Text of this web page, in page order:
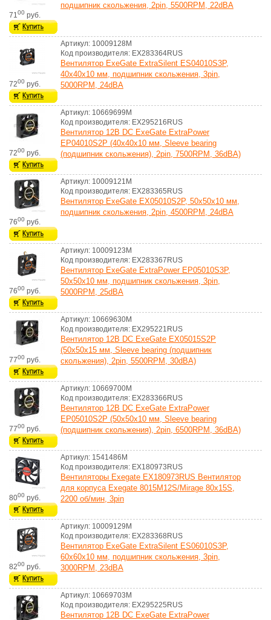
7100 руб.
подшипник скольжения, 2pin, 5500RPM, 22dBA
7200 руб.
Артикул: 10009128M
Код производителя: EX283364RUS
Вентилятор ExeGate ExtraSilent ES04010S3P,
40x40x10 мм, подшипник скольжения, 3pin,
5000RPM, 24dBA
7200 руб.
Артикул: 10669699M
Код производителя: EX295216RUS
Вентилятор 12В DC ExeGate ExtraPower
EP04010S2P (40x40x10 мм, Sleeve bearing
(подшипник скольжения), 2pin, 7500RPM, 36dBA)
7600 руб.
Артикул: 10009121M
Код производителя: EX283365RUS
Вентилятор ExeGate EX05010S2P, 50x50x10 мм,
подшипник скольжения, 2pin, 4500RPM, 24dBA
7600 руб.
Артикул: 10009123M
Код производителя: EX283367RUS
Вентилятор ExeGate ExtraPower EP05010S3P,
50x50x10 мм, подшипник скольжения, 3pin,
5000RPM, 25dBA
7700 руб.
Артикул: 10669630M
Код производителя: EX295221RUS
Вентилятор 12В DC ExeGate EX05015S2P
(50x50x15 мм, Sleeve bearing (подшипник
скольжения), 2pin, 5500RPM, 30dBA)
7700 руб.
Артикул: 10669700M
Код производителя: EX283366RUS
Вентилятор 12В DC ExeGate ExtraPower
EP05010S2P (50x50x10 мм, Sleeve bearing
(подшипник скольжения), 2pin, 6500RPM, 36dBA)
8000 руб.
Артикул: 1541486M
Код производителя: EX180973RUS
Вентиляторы Exegate EX180973RUS Вентилятор
для корпуса Exegate 8015M12S/Mirage 80x15S,
2200 об/мин, 3pin
8200 руб.
Артикул: 10009129M
Код производителя: EX283368RUS
Вентилятор ExeGate ExtraSilent ES06010S3P,
60x60x10 мм, подшипник скольжения, 3pin,
3000RPM, 23dBA
Артикул: 10669703M
Код производителя: EX295225RUS
Вентилятор 12В DC ExeGate ExtraPower